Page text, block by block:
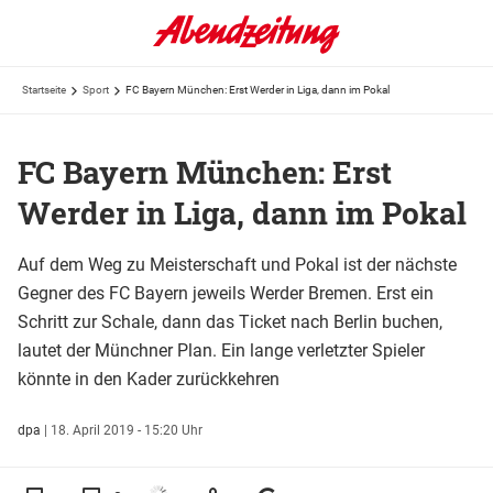
Startseite Sport FC Bayern München: Erst Werder in Liga, dann im Pokal
FC Bayern München: Erst
Werder in Liga, dann im Pokal
Auf dem Weg zu Meisterschaft und Pokal ist der nächste
Gegner des FC Bayern jeweils Werder Bremen. Erst ein
Schritt zur Schale, dann das Ticket nach Berlin buchen,
lautet der Münchner Plan. Ein lange verletzter Spieler
könnte in den Kader zurückkehren
dpa | 18. April 2019 - 15:20 Uhr